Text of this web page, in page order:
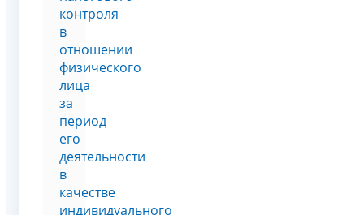
контроля
в
отношении
физического
лица
за
период
его
деятельности
в
качестве
индивидуального